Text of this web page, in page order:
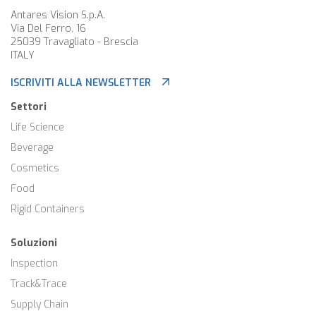
Antares Vision S.p.A.
Via Del Ferro, 16
25039 Travagliato - Brescia
ITALY
ISCRIVITI ALLA NEWSLETTER
Settori
Life Science
Beverage
Cosmetics
Food
Rigid Containers
Soluzioni
Inspection
Track&Trace
Supply Chain